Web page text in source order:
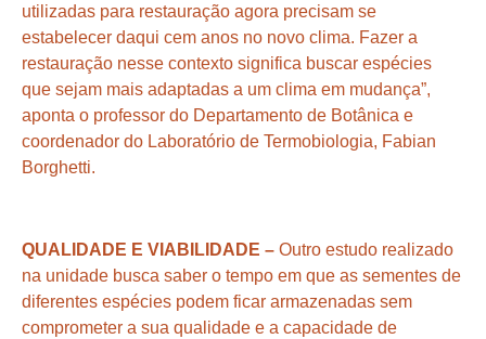
utilizadas para restauração agora precisam se
estabelecer daqui cem anos no novo clima. Fazer a
restauração nesse contexto significa buscar espécies
que sejam mais adaptadas a um clima em mudança”,
aponta o professor do Departamento de Botânica e
coordenador do Laboratório de Termobiologia, Fabian
Borghetti.
QUALIDADE E VIABILIDADE – Outro estudo realizado
na unidade busca saber o tempo em que as sementes de
diferentes espécies podem ficar armazenadas sem
comprometer a sua qualidade e a capacidade de